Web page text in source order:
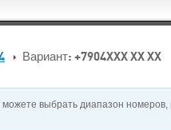
Вариант: +7904XXX XX XX
выбрать диапазон